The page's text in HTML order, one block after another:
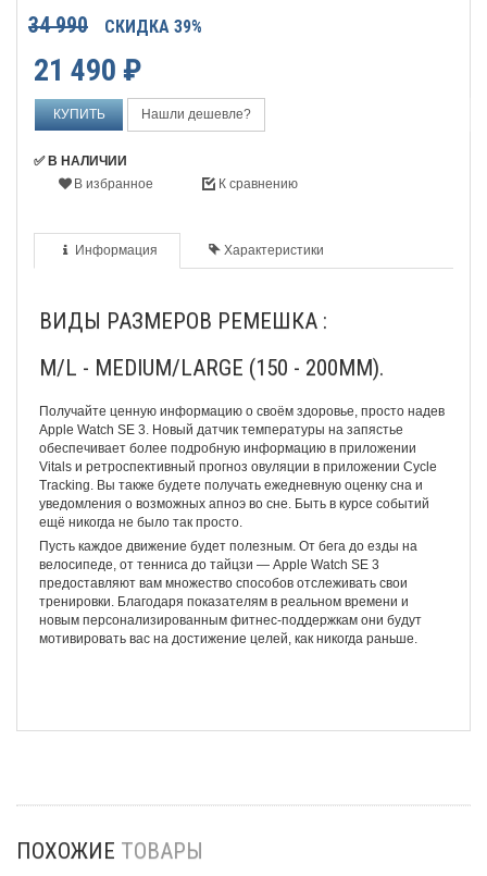
34 990 СКИДКА 39%
21 490 ₽
Нашли дешевле?
✅ В НАЛИЧИИ
В избранное
К сравнению
Информация Характеристики
ВИДЫ РАЗМЕРОВ РЕМЕШКА :
M/L - MEDIUM/LARGE (150 - 200MM).
Получайте ценную информацию о своём здоровье, просто надев
Apple Watch SE 3. Новый датчик температуры на запястье
обеспечивает более подробную информацию в приложении
Vitals и ретроспективный прогноз овуляции в приложении Cycle
Tracking. Вы также будете получать ежедневную оценку сна и
уведомления о возможных апноэ во сне. Быть в курсе событий
ещё никогда не было так просто.
Пусть каждое движение будет полезным. От бега до езды на
велосипеде, от тенниса до тайцзи — Apple Watch SE 3
предоставляют вам множество способов отслеживать свои
тренировки. Благодаря показателям в реальном времени и
новым персонализированным фитнес-поддержкам они будут
мотивировать вас на достижение целей, как никогда раньше.
ПОХОЖИЕ ТОВАРЫ